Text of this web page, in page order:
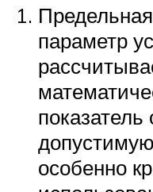
параметр
показатель
особенно